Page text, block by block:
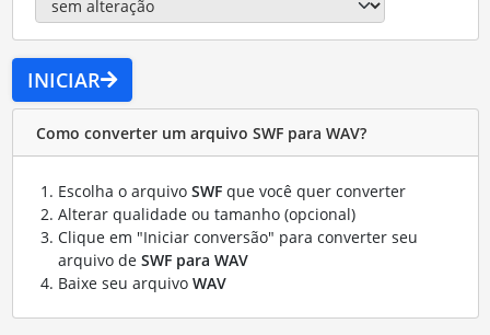
INICIAR
Como converter um arquivo SWF para WAV?
Escolha o arquivo SWFque você quer converter
Alterar qualidade ou tamanho (opcional)
Clique em "Iniciar conversão" para converter seu
arquivo de SWF para WAV
Baixe seu arquivo WAV